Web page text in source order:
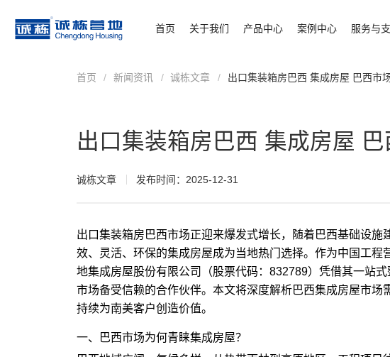
首页 关于我们 产品中心 案例中心 服务与
首页 / 新闻资讯 / 诚栋文章 / 出口集装箱房巴西 集成房屋 巴西市
出口集装箱房巴西 集成房屋
诚栋文章 发布时间：2025-12-31
出口集装箱房巴西市场正迎来爆发式增长，随着巴西基础设施
效、灵活、环保的集成房屋成为当地热门选择。作为中国工程
地集成房屋股份有限公司（股票代码：832789）凭借其一站
市场备受信赖的合作伙伴。本文将深度解析巴西集成房屋市场
持续为南美客户创造价值。
一、巴西市场为何青睐集成房屋？